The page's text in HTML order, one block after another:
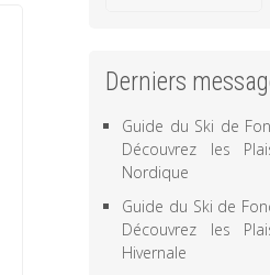
Derniers
Guide du Ski de
Découvrez les
Nordique
Guide du Ski de
Découvrez les
Hivernale